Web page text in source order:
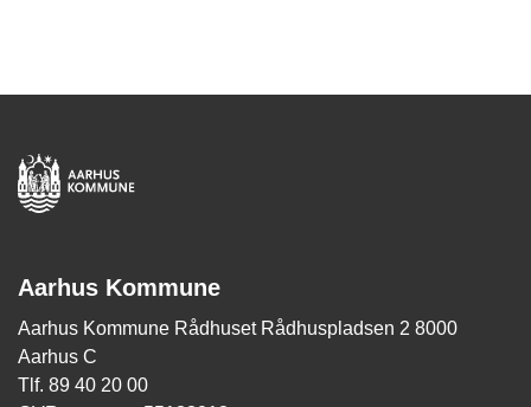
Aarhus Kommune
Aarhus Kommune Rådhuset Rådhuspladsen 2 8000
Aarhus C
Tlf. 89 40 20 00